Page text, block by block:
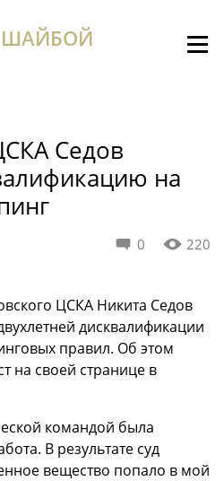
ШАЙБОЙ
Седов
на
0 220
ЦСКА Никита Седов
дисквалификации
правил. Об этом
на своей странице в
командой была
В результате суд
вещество попало в мой